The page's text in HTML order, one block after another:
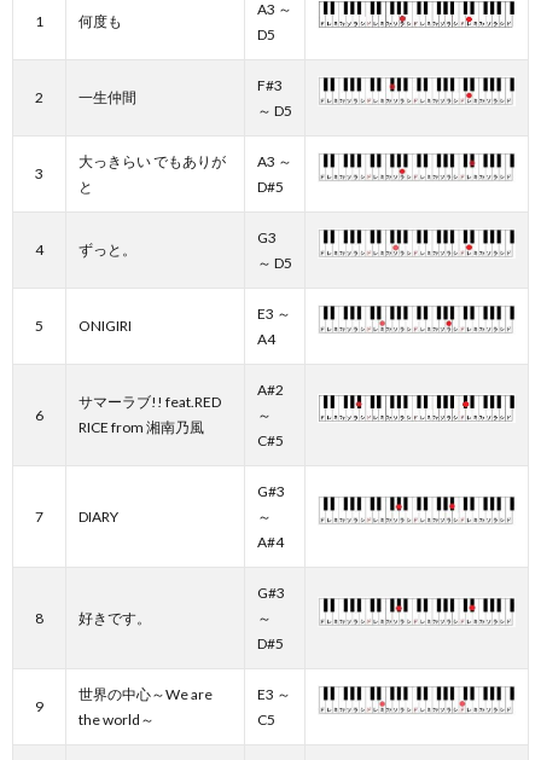
1 何度も
A3 ～
D5
2 一生仲間
F#3
～ D5
3
大っきらい でもありが
と
A3 ～
D#5
4 ずっと。
G3
～ D5
5 ONIGIRI
E3 ～
A4
6
サマーラブ!! feat.RED
RICE from 湘南乃風
A#2
～
C#5
7 DIARY
G#3
～
A#4
8 好きです。
G#3
～
D#5
9
世界の中心～We are
the world～
E3 ～
C5